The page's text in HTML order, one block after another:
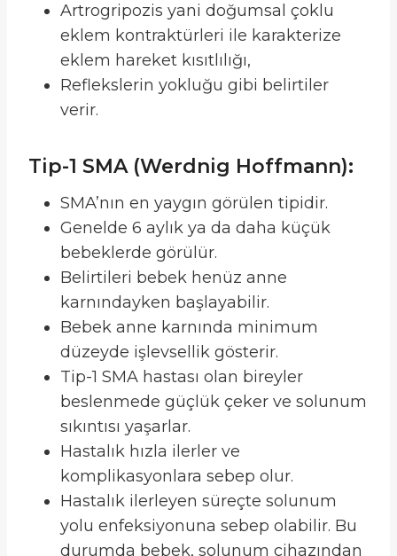
Artrogripozis yani doğumsal çoklu
eklem kontraktürleri ile karakterize
eklem hareket kısıtlılığı,
Reflekslerin yokluğu gibi belirtiler
verir.
Tip-1 SMA (Werdnig Hoffmann):
SMA’nın en yaygın görülen tipidir.
Genelde 6 aylık ya da daha küçük
bebeklerde görülür.
Belirtileri bebek henüz anne
karnındayken başlayabilir.
Bebek anne karnında minimum
düzeyde işlevsellik gösterir.
Tip-1 SMA hastası olan bireyler
beslenmede güçlük çeker ve solunum
sıkıntısı yaşarlar.
Hastalık hızla ilerler ve
komplikasyonlara sebep olur.
Hastalık ilerleyen süreçte solunum
yolu enfeksiyonuna sebep olabilir. Bu
durumda bebek, solunum cihazından